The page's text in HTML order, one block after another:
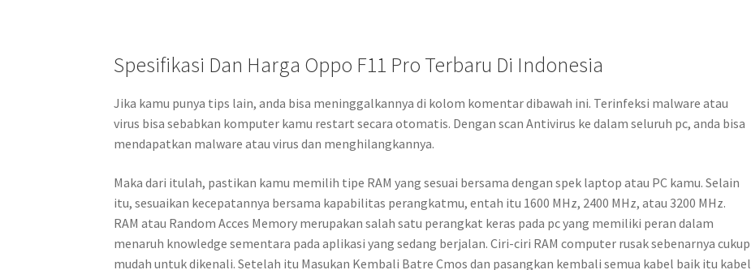
Spesifikasi Dan Harga Oppo F11 Pro Terbaru Di Indonesia
Jika kamu punya tips lain, anda bisa meninggalkannya di kolom komentar dibawah ini. Terinfeksi malware atau
virus bisa sebabkan komputer kamu restart secara otomatis. Dengan scan Antivirus ke dalam seluruh pc, anda bisa
mendapatkan malware atau virus dan menghilangkannya.
Maka dari itulah, pastikan kamu memilih tipe RAM yang sesuai bersama dengan spek laptop atau PC kamu. Selain
itu, sesuaikan kecepatannya bersama kapabilitas perangkatmu, entah itu 1600 MHz, 2400 MHz, atau 3200 MHz.
RAM atau Random Acces Memory merupakan salah satu perangkat keras pada pc yang memiliki peran dalam
menaruh knowledge sementara pada aplikasi yang sedang berjalan. Ciri-ciri RAM computer rusak sebenarnya cukup
mudah untuk dikenali. Setelah itu Masukan Kembali Batre Cmos dan pasangkan kembali semua kabel baik itu kabel